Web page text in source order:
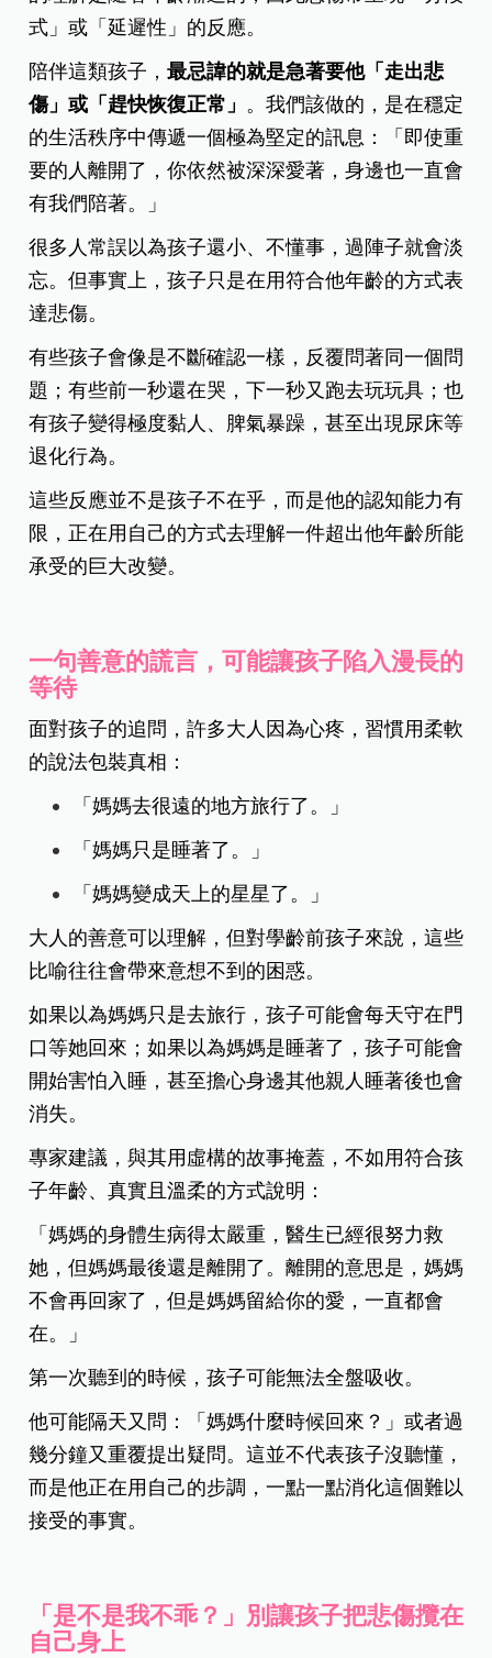
式」或「延遲性」的反應。
陪伴這類孩子，最忌諱的就是急著要他「走出悲
傷」或「趕快恢復正常」 。我們該做的，是在穩定
的生活秩序中傳遞一個極為堅定的訊息：「即使重
要的人離開了，你依然被深深愛著，身邊也一直會
有我們陪著。」
很多人常誤以為孩子還小、不懂事，過陣子就會淡
忘。但事實上，孩子只是在用符合他年齡的方式表
達悲傷。
有些孩子會像是不斷確認一樣，反覆問著同一個問
題；有些前一秒還在哭，下一秒又跑去玩玩具；也
有孩子變得極度黏人、脾氣暴躁，甚至出現尿床等
退化行為。
這些反應並不是孩子不在乎，而是他的認知能力有
限，正在用自己的方式去理解一件超出他年齡所能
承受的巨大改變。
一句善意的謊言，可能讓孩子陷入漫長的
等待
面對孩子的追問，許多大人因為心疼，習慣用柔軟
的說法包裝真相：
「媽媽去很遠的地方旅行了。」
「媽媽只是睡著了。」
「媽媽變成天上的星星了。」
大人的善意可以理解，但對學齡前孩子來說，這些
比喻往往會帶來意想不到的困惑。
如果以為媽媽只是去旅行，孩子可能會每天守在門
口等她回來；如果以為媽媽是睡著了，孩子可能會
開始害怕入睡，甚至擔心身邊其他親人睡著後也會
消失。
專家建議，與其用虛構的故事掩蓋，不如用符合孩
子年齡、真實且溫柔的方式說明：
「媽媽的身體生病得太嚴重，醫生已經很努力救
她，但媽媽最後還是離開了。離開的意思是，媽媽
不會再回家了，但是媽媽留給你的愛，一直都會
在。」
第一次聽到的時候，孩子可能無法全盤吸收。
他可能隔天又問：「媽媽什麼時候回來？」或者過
幾分鐘又重覆提出疑問。這並不代表孩子沒聽懂，
而是他正在用自己的步調，一點一點消化這個難以
接受的事實。
「是不是我不乖？」別讓孩子把悲傷攬在
自己身上